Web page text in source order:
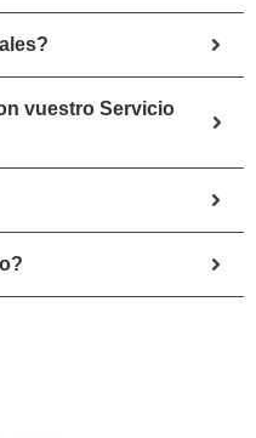
vuestro Servicio